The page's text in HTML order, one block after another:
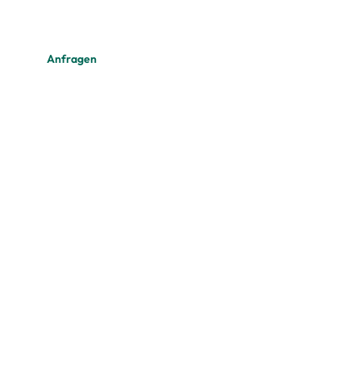
Anfragen